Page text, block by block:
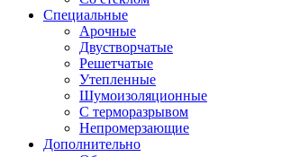
Специальные
Арочные
Двустворчатые
Решетчатые
Утепленные
Шумоизоляционные
С терморазрывом
Непромерзающие
Дополнительно